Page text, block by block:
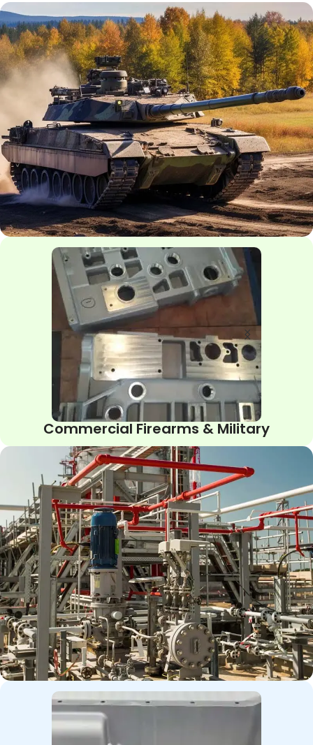
Commercial Firearms & Military